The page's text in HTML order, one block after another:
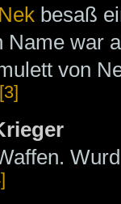
Nek besaß
Name war
von
[3]